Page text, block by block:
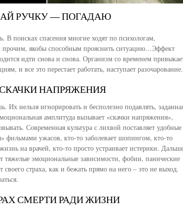
РУЧКУ — ПОГАДАЮ
В поисках спасения многие ходят по психологам,
прочим, якобы способным прояснить ситуацию…Эффект
идти снова и снова. Организм со временем
и все это перестает работать, наступает разочарование.
НАПРЯЖЕНИЯ
Их нельзя игнорировать и бесполезно подавлять,
амплитуда вызывает «скачки напряжения»,
Современная культура с лихвой поставляет удобные
фильмами ужасов, кто-то заболевает шопингом, кто-то
на врачей, кто-то просто устраивает истерики.
тяжелые эмоциональные зависимости, фобии, панические
своего страха, как и бежать прямо на него – это не выход.
СМЕРТИ РАДИ ЖИЗНИ